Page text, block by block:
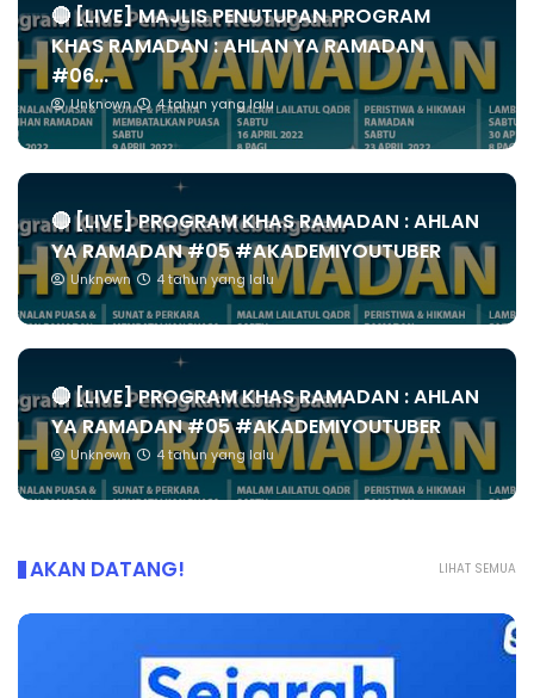
🔴 [LIVE] MAJLIS PENUTUPAN PROGRAM
KHAS RAMADAN : AHLAN YA RAMADAN
#06...
Unknown 4 tahun yang lalu
🔴 [LIVE] PROGRAM KHAS RAMADAN : AHLAN
YA RAMADAN #05 #AKADEMIYOUTUBER
Unknown 4 tahun yang lalu
🔴 [LIVE] PROGRAM KHAS RAMADAN : AHLAN
YA RAMADAN #05 #AKADEMIYOUTUBER
Unknown 4 tahun yang lalu
LIHAT SEMUA
AKAN DATANG!